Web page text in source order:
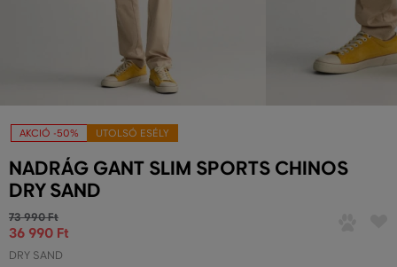
AKCIÓ -50% UTOLSÓ ESÉLY
NADRÁG GANT SLIM SPORTS CHINOS
DRY SAND
73 990 Ft
36 990 Ft
DRY SAND